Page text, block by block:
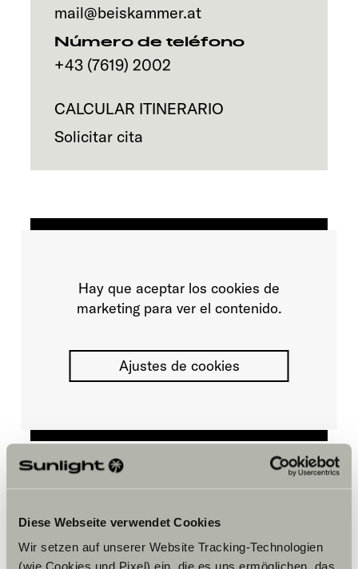
Diese Webseite verwendet Cookies
Wir setzen auf unserer Website Tracking-Technologien
mail@beiskammer.at
Número de teléfono
+43 (7619) 2002
CALCULAR ITINERARIO
Solicitar cita
Horario
FAHRZEUGVERKAUF
Montag – Donnerstag:
Hay que aceptar los cookies de
marketing para ver el contenido.
Ajustes de cookies